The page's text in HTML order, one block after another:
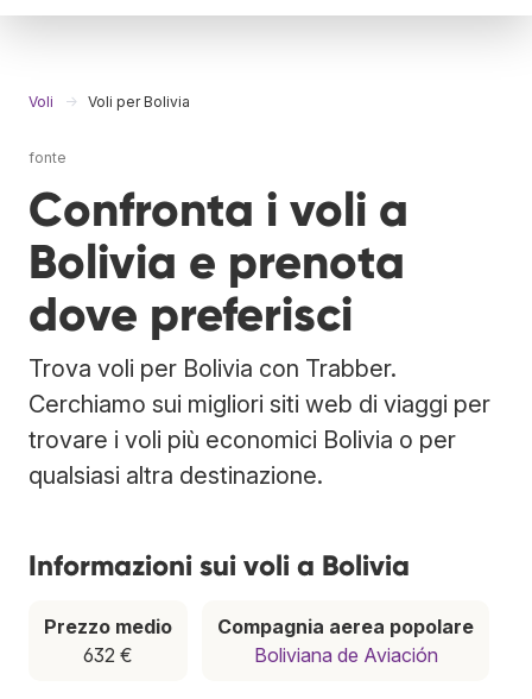
Voli Voli per Bolivia
fonte
Confronta i voli a
Bolivia e prenota
dove preferisci
Trova voli per Bolivia con Trabber.
Cerchiamo sui migliori siti web di viaggi per
trovare i voli più economici Bolivia o per
qualsiasi altra destinazione.
Informazioni sui voli a Bolivia
Prezzo medio
632 €
Compagnia aerea popolare
Boliviana de Aviación